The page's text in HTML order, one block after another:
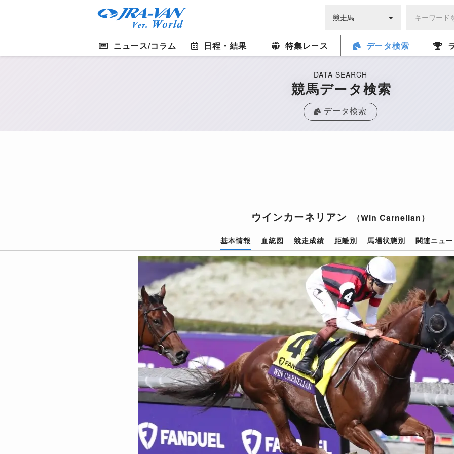
ニュース/コラム 日程・結果 特集レース データ検索
DATA SEARCH
競馬データ検索
データ検索
ウインカーネリアン （Win Carnelian）
基本情報 血統図 競走成績 距離別 馬場状態別 関連ニュ